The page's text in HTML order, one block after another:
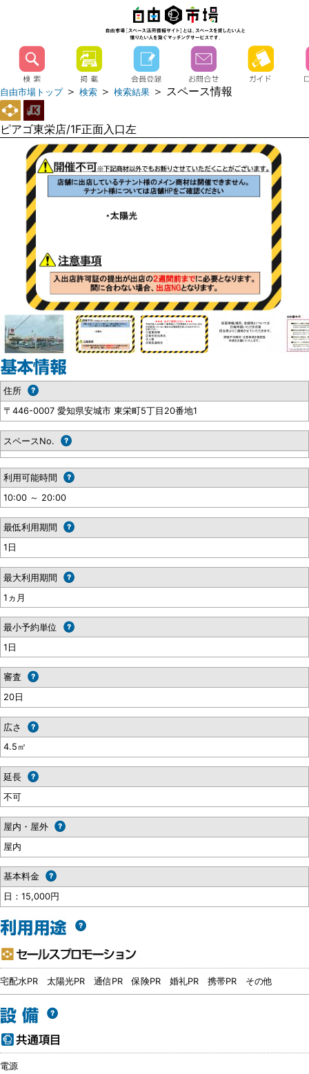
自由市場トップ＞ 検索 ＞ 検索結果 ＞ スペース情報
ピアゴ東栄店/1F正面入口左
住所
〒446-0007 愛知県安城市 東栄町5丁目20番地1
スペースNo.
利用可能時間
10:00 ～ 20:00
最低利用期間
1日
最大利用期間
1ヵ月
最小予約単位
1日
審査
20日
広さ
4.5㎡
延長
不可
屋内・屋外
屋内
基本料金
日：15,000円
宅配水PR 太陽光PR 通信PR 保険PR 婚礼PR 携帯PR その他
電源